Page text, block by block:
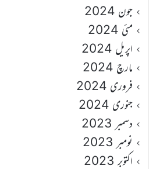
جون 2024
مئی 2024
اپریل 2024
مارچ 2024
فروری 2024
جنوری 2024
دسمبر 2023
نومبر 2023
اکتوبر 2023